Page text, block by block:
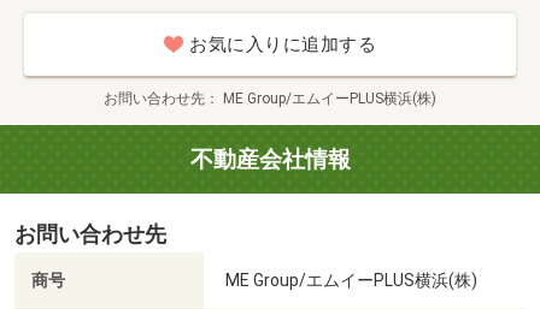
お気に入りに追加する
お問い合わせ先 ME Group/エムイーPLUS横浜(株)
不動産会社情報
お問い合わせ先
商号 ME Group/エムイーPLUS横浜(株)